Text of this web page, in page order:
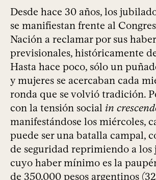
Desde hace 30 años, los
se manifiestan frente al
Nación a reclamar por sus
previsionales, históricamente
Hasta hace poco, sólo un
y mujeres se acercaban cada
ronda que se volvió tradición.
con la tensión social in
manifestándose los miércoles,
puede ser una batalla campal,
de seguridad reprimiendo a los
cuyo haber mínimo es la
de 350.000 pesos argentinos